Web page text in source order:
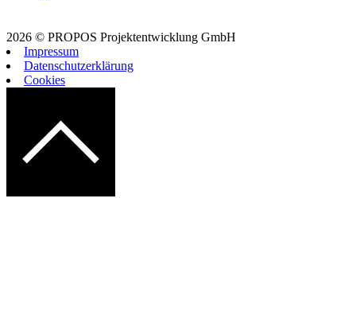
2026 © PROPOS Projektentwicklung GmbH
Impressum
Datenschutzerklärung
Cookies